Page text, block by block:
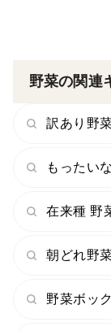
野菜の関連
訳あり野
もったい
在来種 野
朝どれ野
野菜ボッ